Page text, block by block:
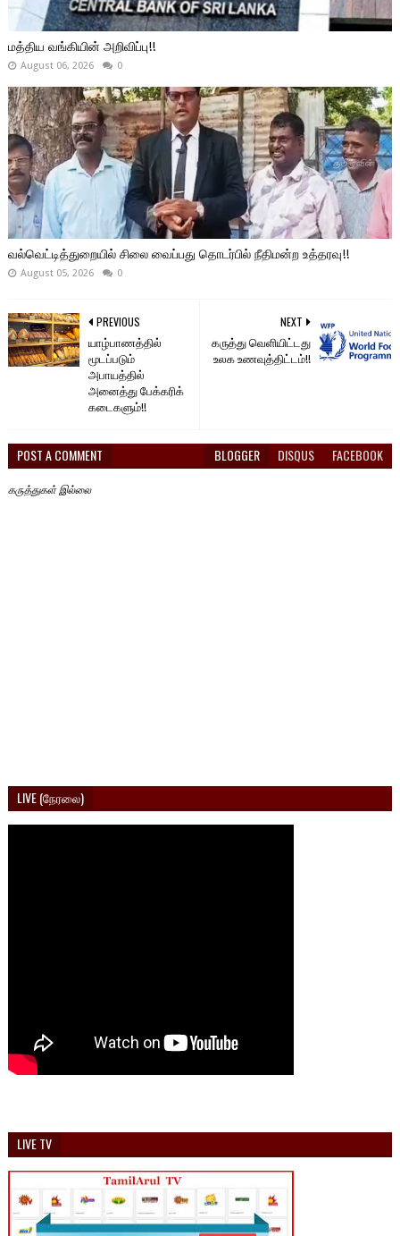
மத்திய வங்கியின் அறிவிப்பு!!
August 06, 2026 0
வல்வெட்டித்துறையில் சிலை வைப்பது தொடர்பில் நீதிமன்ற உத்தரவு!!
August 05, 2026 0
NEXT
கருத்து வெளியிட்டது
உலக உணவுத்திட்டம்!!
PREVIOUS
யாழ்பாணத்தில்
மூடப்படும்
அபாயத்தில்
அனைத்து பேக்கரிக்
கடைகளும்!!
POST A COMMENT BLOGGER DISQUS FACEBOOK
கருத்துகள் இல்லை
LIVE (நேரலை)
LIVE TV